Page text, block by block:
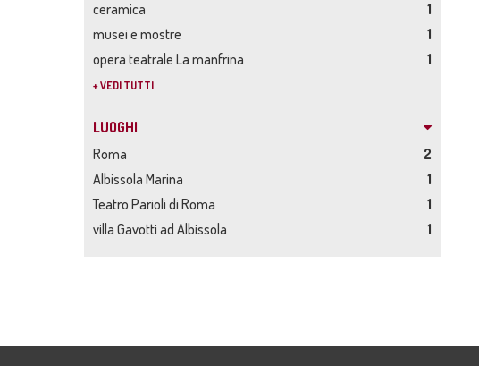
ceramica
1
musei e mostre
1
opera teatrale La manfrina
1
+ VEDI TUTTI
LUOGHI
Roma
2
Albissola Marina
1
Teatro Parioli di Roma
1
villa Gavotti ad Albissola
1